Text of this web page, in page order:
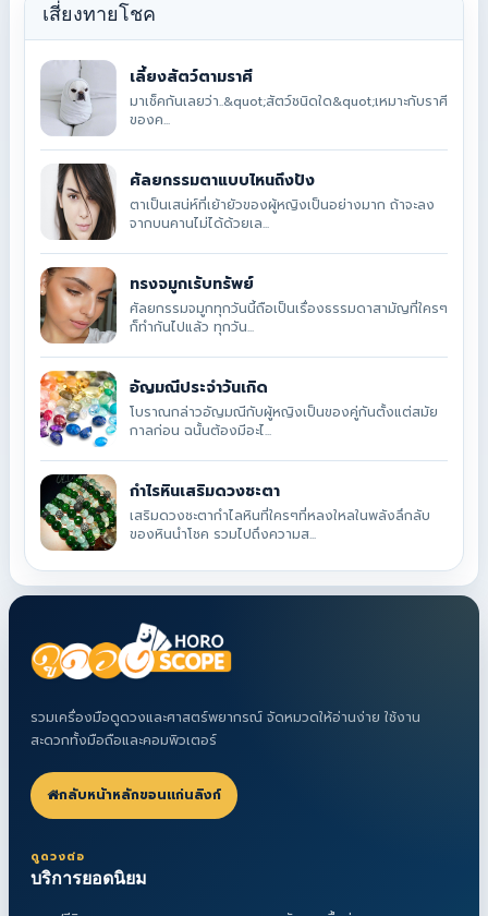
เสี่ยงทายโชค
เลี้ยงสัตว์ตามราศี
มาเช็คกันเลยว่า..&quot;สัตว์ชนิดใด&quot;เหมาะกับราศี
ของค...
ศัลยกรรมตาแบบไหนถึงปัง
ตาเป็นเสน่ห์ที่เย้ายัวของผู้หญิงเป็นอย่างมาก ถ้าจะลง
จากบนคานไม่ได้ด้วยเล...
ทรงจมูกเรับทรัพย์
ศัลยกรรมจมูกทุกวันนี้ถือเป็นเรื่องธรรมดาสามัญที่ใครๆ
ก็ทำกันไปแล้ว ทุกวัน...
อัญมณีประจำวันเกิด
โบราณกล่าวอัญมณีกับผู้หญิงเป็นของคู่กันตั้งแต่สมัย
กาลก่อน ฉนั้นต้องมีอะไ...
กำไรหินเสริมดวงชะตา
เสริมดวงชะตากำไลหินที่ใครๆที่หลงใหลในพลังลึกลับ
ของหินนำโชค รวมไปถึงความส...
รวมเครื่องมือดูดวงและศาสตร์พยากรณ์ จัดหมวดให้อ่านง่าย ใช้งาน
สะดวกทั้งมือถือและคอมพิวเตอร์
กลับหน้าหลักขอนแก่นลิงก์
ดูดวงต่อ
บริการยอดนิยม